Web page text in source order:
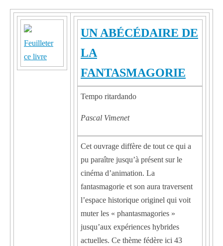
Feuilleter
ce livre
UN ABÉCÉDAIRE DE
LA
FANTASMAGORIE
Tempo ritardando
Pascal Vimenet
Cet ouvrage diffère de tout ce qui a
pu paraître jusqu’à présent sur le
cinéma d’animation. La
fantasmagorie et son aura traversent
l’espace historique originel qui voit
muter les « phantasmagories »
jusqu’aux expériences hybrides
actuelles. Ce thème fédère ici 43